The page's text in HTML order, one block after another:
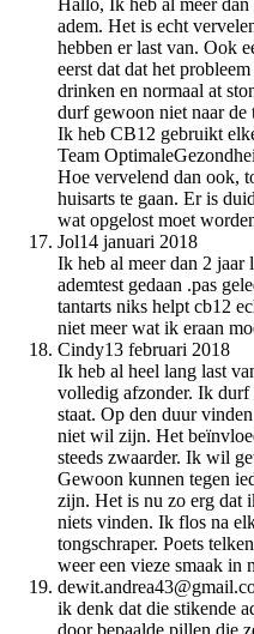
Hallo, Ik heb al meer dan
adem. Het is echt
hebben er last van. Ook
eerst dat dat het
drinken en normaal at
durf gewoon niet naar de
Ik heb CB12 gebruikt
Team
Hoe vervelend dan ook,
huisarts te gaan. Er is
wat opgelost moet
Jol14 januari 2018
Ik heb al meer dan 2 jaar
ademtest gedaan .pas
tantarts niks helpt cb12
niet meer wat ik eraan
Cindy13 februari 2018
Ik heb al heel lang last
volledig afzonder. Ik durf
staat. Op den duur
niet wil zijn. Het
steeds zwaarder. Ik wil
Gewoon kunnen tegen
zijn. Het is nu zo erg dat
niets vinden. Ik flos na
tongschraper. Poets
weer een vieze smaak in
ik denk dat die stikende